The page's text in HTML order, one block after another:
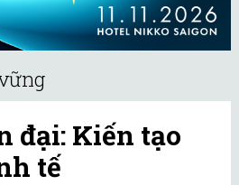
đại: Kiến tạo
tế